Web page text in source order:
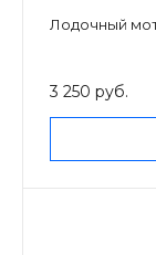
Лодочный
3 250 руб.